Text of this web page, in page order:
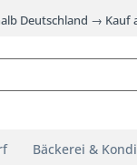
Deutschland → Kauf
Bäckerei &